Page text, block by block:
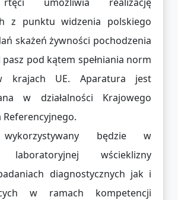
z punktu widzenia polskiego
skażeń żywności pochodzenia
pod kątem spełniania norm
krajach UE. Aparatura jest
w działalności Krajowego
będzie w
laboratoryjnej wścieklizny
diagnostycznych jak i
w ramach kompetencji